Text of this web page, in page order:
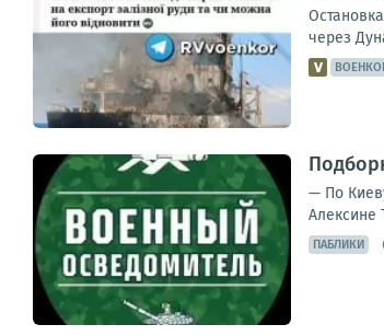
через
— По
Алексине
ПАБЛИКИ